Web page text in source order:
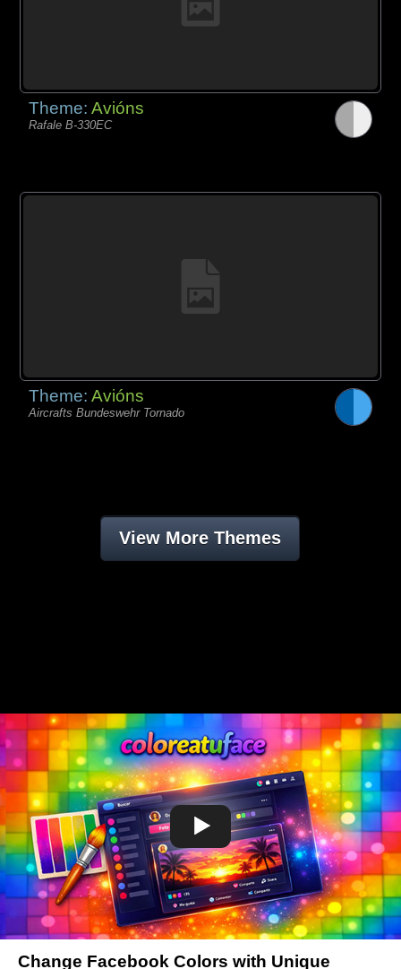
Theme:Avións
Rafale B-330EC
Theme:Avións
Aircrafts Bundeswehr Tornado
View More Themes
Change Facebook Colors with Unique